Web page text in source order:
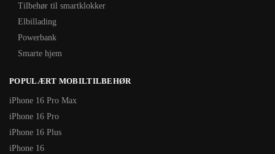
Tilbehør til smartklokker
Elbillading
Powerbank
Smarte hjem
POPULÆRT MOBILTILBEHØR
iPhone 16 Pro Max
iPhone 16 Pro
iPhone 16 Plus
iPhone 16